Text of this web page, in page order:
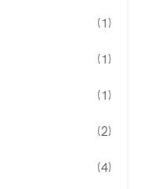
(1)
(1)
(1)
(2)
(4)